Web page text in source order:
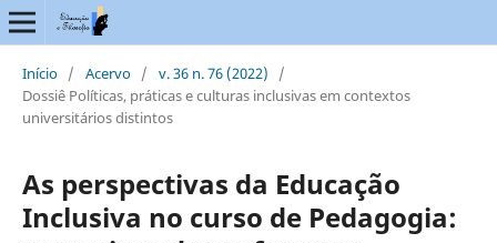
Início / Acervo / v. 36 n. 76 (2022)
/
Dossiê Políticas, práticas e culturas inclusivas em contextos
universitários distintos
As perspectivas da Educação
Inclusiva no curso de Pedagogia: